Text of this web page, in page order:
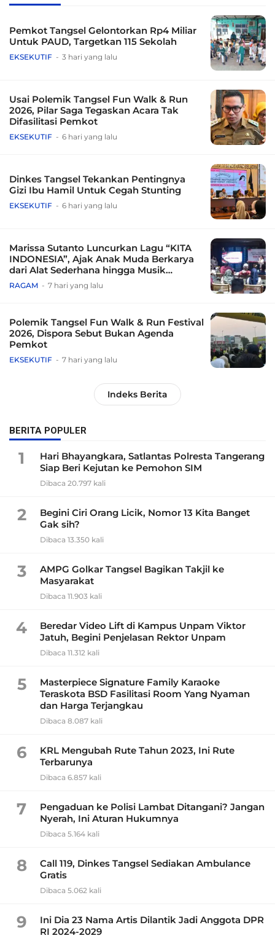
Pemkot Tangsel Gelontorkan Rp4 Miliar
Untuk PAUD, Targetkan 115 Sekolah
EKSEKUTIF 3 hari yang lalu
Usai Polemik Tangsel Fun Walk & Run
2026, Pilar Saga Tegaskan Acara Tak
Difasilitasi Pemkot
EKSEKUTIF 6 hari yang lalu
Dinkes Tangsel Tekankan Pentingnya
Gizi Ibu Hamil Untuk Cegah Stunting
EKSEKUTIF 6 hari yang lalu
Marissa Sutanto Luncurkan Lagu “KITA
INDONESIA”, Ajak Anak Muda Berkarya
dari Alat Sederhana hingga Musik
Tradisional
RAGAM 7 hari yang lalu
Polemik Tangsel Fun Walk & Run Festival
2026, Dispora Sebut Bukan Agenda
Pemkot
EKSEKUTIF 7 hari yang lalu
Indeks Berita
BERITA POPULER
1
Hari Bhayangkara, Satlantas Polresta Tangerang
Siap Beri Kejutan ke Pemohon SIM
Dibaca 20.797 kali
2
Begini Ciri Orang Licik, Nomor 13 Kita Banget
Gak sih?
Dibaca 13.350 kali
3
AMPG Golkar Tangsel Bagikan Takjil ke
Masyarakat
Dibaca 11.903 kali
4
Beredar Video Lift di Kampus Unpam Viktor
Jatuh, Begini Penjelasan Rektor Unpam
Dibaca 11.312 kali
5
Masterpiece Signature Family Karaoke
Teraskota BSD Fasilitasi Room Yang Nyaman
dan Harga Terjangkau
Dibaca 8.087 kali
6
KRL Mengubah Rute Tahun 2023, Ini Rute
Terbarunya
Dibaca 6.857 kali
7
Pengaduan ke Polisi Lambat Ditangani? Jangan
Nyerah, Ini Aturan Hukumnya
Dibaca 5.164 kali
8
Call 119, Dinkes Tangsel Sediakan Ambulance
Gratis
Dibaca 5.062 kali
9
Ini Dia 23 Nama Artis Dilantik Jadi Anggota DPR
RI 2024-2029